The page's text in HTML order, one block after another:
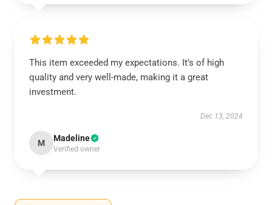
This item exceeded my expectations. It’s of high
quality and very well-made, making it a great
investment.
Dec 13, 2024
M Madeline
Verified owner